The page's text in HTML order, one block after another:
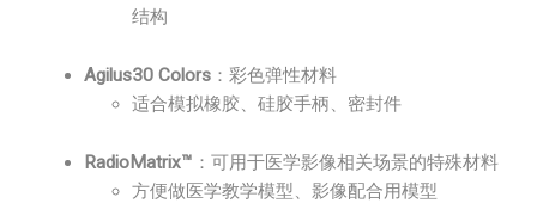
结构
Agilus30 Colors ：彩色弹性材料
适合模拟橡胶、硅胶手柄、密封件
RadioMatrix™ ：可用于医学影像相关场景的特殊材料
方便做医学教学模型、影像配合用模型